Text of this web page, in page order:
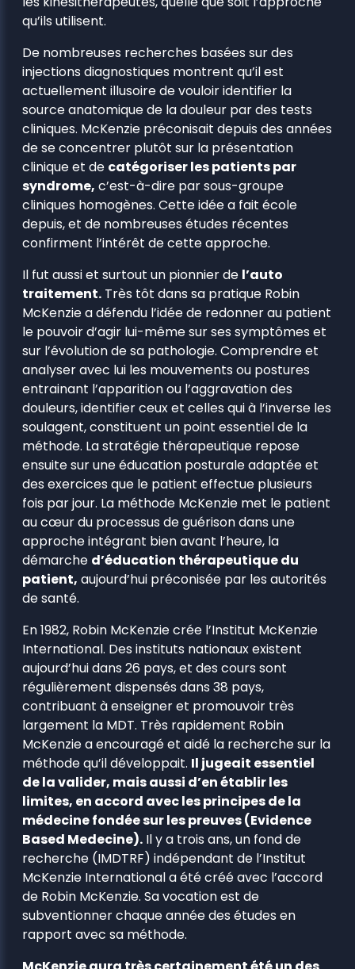
qu’ils utilisent.
De nombreuses recherches basées sur des
injections diagnostiques montrent qu’il est
actuellement illusoire de vouloir identifier la
source anatomique de la douleur par des tests
cliniques. McKenzie préconisait depuis des années
de se concentrer plutôt sur la présentation
clinique et de catégoriser les patients par
syndrome, c’est-à-dire par sous-groupe
cliniques homogènes. Cette idée a fait école
depuis, et de nombreuses études récentes
confirment l’intérêt de cette approche.
Il fut aussi et surtout un pionnier de l’auto
traitement. Très tôt dans sa pratique Robin
McKenzie a défendu l’idée de redonner au patient
le pouvoir d’agir lui-même sur ses symptômes et
sur l’évolution de sa pathologie. Comprendre et
analyser avec lui les mouvements ou postures
entrainant l’apparition ou l’aggravation des
douleurs, identifier ceux et celles qui à l’inverse les
soulagent, constituent un point essentiel de la
méthode. La stratégie thérapeutique repose
ensuite sur une éducation posturale adaptée et
des exercices que le patient effectue plusieurs
fois par jour. La méthode McKenzie met le patient
au cœur du processus de guérison dans une
approche intégrant bien avant l’heure, la
démarche d’éducation thérapeutique du
patient, aujourd’hui préconisée par les autorités
de santé.
En 1982, Robin McKenzie crée l’Institut McKenzie
International. Des instituts nationaux existent
aujourd’hui dans 26 pays, et des cours sont
régulièrement dispensés dans 38 pays,
contribuant à enseigner et promouvoir très
largement la MDT. Très rapidement Robin
McKenzie a encouragé et aidé la recherche sur la
méthode qu’il développait. Il jugeait essentiel
de la valider, mais aussi d’en établir les
limites, en accord avec les principes de la
médecine fondée sur les preuves (Evidence
Based Medecine). Il y a trois ans, un fond de
recherche (IMDTRF) indépendant de l’Institut
McKenzie International a été créé avec l’accord
de Robin McKenzie. Sa vocation est de
subventionner chaque année des études en
rapport avec sa méthode.